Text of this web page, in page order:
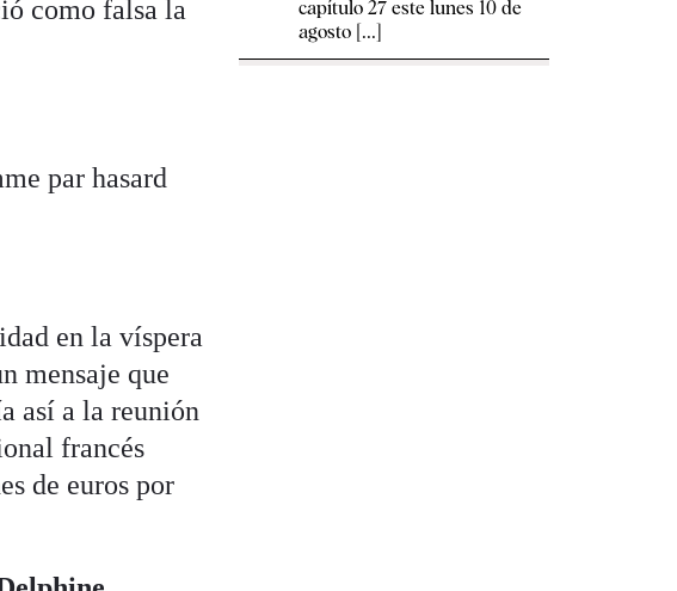
como falsa la
par hasard
en la víspera
mensaje que
así a la reunión
francés
de euros por
capítulo 27 este lunes 10 de
agosto [...]